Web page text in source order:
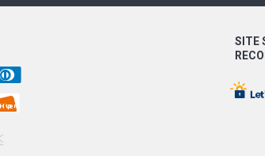
G1 GLS SW 1.8 8V AP (1986 - 1995)
G1 STD PICKUP 1.6 8V AP DIESEL (1987 -
G1 CL PICKUP 1.6 8V AE (1989 - 1996)
SITE